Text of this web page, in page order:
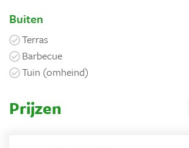
Buiten
Terras
Barbecue
Tuin (omheind)
Prijzen